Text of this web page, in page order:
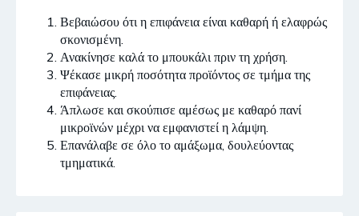
Βεβαιώσου ότι η επιφάνεια είναι καθαρή ή ελαφρώς
σκονισμένη.
Ανακίνησε καλά το μπουκάλι πριν τη χρήση.
Ψέκασε μικρή ποσότητα προϊόντος σε τμήμα της
επιφάνειας.
Άπλωσε και σκούπισε αμέσως με καθαρό πανί
μικροϊνών μέχρι να εμφανιστεί η λάμψη.
Επανάλαβε σε όλο το αμάξωμα, δουλεύοντας
τμηματικά.